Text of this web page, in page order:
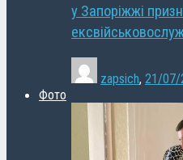
у Запоріжжі
zapsich, 21/07/
Фото